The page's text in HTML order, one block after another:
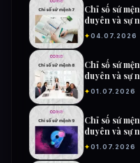
Chỉ số sứ
duyên và sự
✦04.07.2026
Chỉ số sứ
duyên và sự
✦01.07.2026
Chỉ số sứ
duyên và sự
✦01.07.2026